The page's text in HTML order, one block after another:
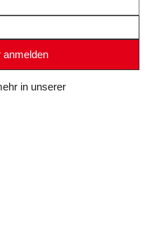
in unserer